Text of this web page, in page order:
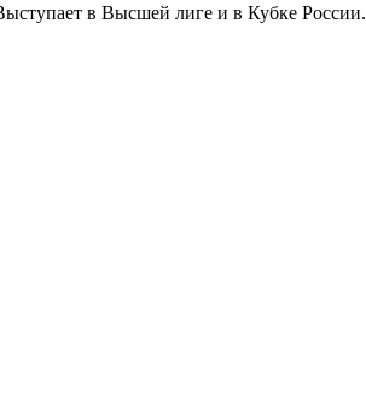
в Высшей лиге и в Кубке России.